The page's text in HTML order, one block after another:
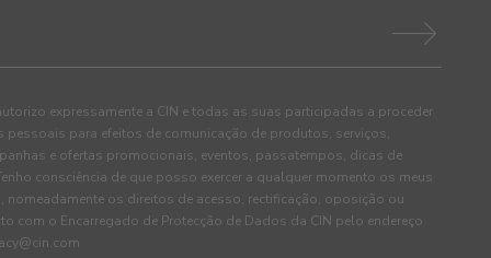
expressamente a CIN e todas as suas participadas a proceder
para efeitos de comunicação de produtos, serviços,
e ofertas promocionais, eventos, passatempos, dicas de
consciência de que posso exercer a qualquer momento os meus
os direitos de acesso, rectificação, oposição ou
com o Encarregado de Protecção de Dados da CIN pelo endereço